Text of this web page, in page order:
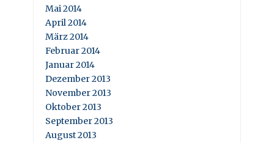
Mai 2014
April 2014
März 2014
Februar 2014
Januar 2014
Dezember 2013
November 2013
Oktober 2013
September 2013
August 2013